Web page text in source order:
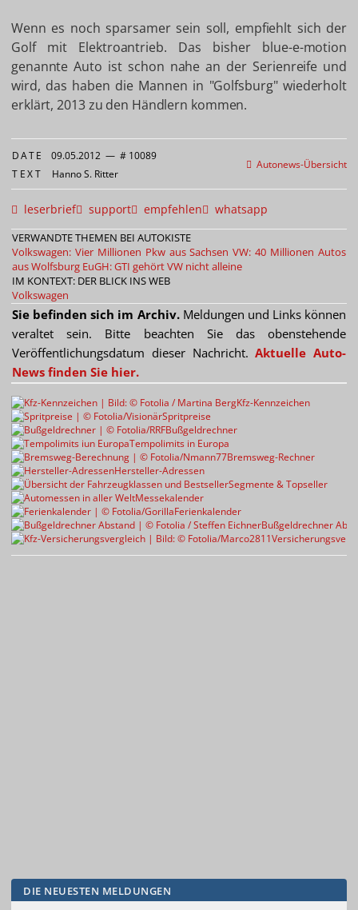
Wenn es noch sparsamer sein soll, empfiehlt sich der
Golf mit Elektroantrieb. Das bisher blue-e-motion
genannte Auto ist schon nahe an der Serienreife und
wird, das haben die Mannen in "Golfsburg" wiederholt
erklärt, 2013 zu den Händlern kommen.
Autonews-Übersicht
DATE 09.05.2012 — # 10089
TEXT Hanno S. Ritter
leserbrief support empfehlen whatsapp
VERWANDTE THEMEN BEI AUTOKISTE
Volkswagen: Vier Millionen Pkw aus Sachsen VW: 40 Millionen Autos
aus Wolfsburg EuGH: GTI gehört VW nicht alleine
IM KONTEXT: DER BLICK INS WEB
Volkswagen
Sie befinden sich im Archiv.Meldungen und Links können
veraltet sein. Bitte beachten Sie das obenstehende
Veröffentlichungsdatum dieser Nachricht.Aktuelle Auto-
News finden Sie hier.
Kfz-Kennzeichen
Spritpreise
Bußgeldrechner
Tempolimits in Europa
Bremsweg-Rechner
Hersteller-Adressen
Segmente & Topseller
Messekalender
Ferienkalender
Bußgeldrechner
DIE NEUESTEN MELDUNGEN